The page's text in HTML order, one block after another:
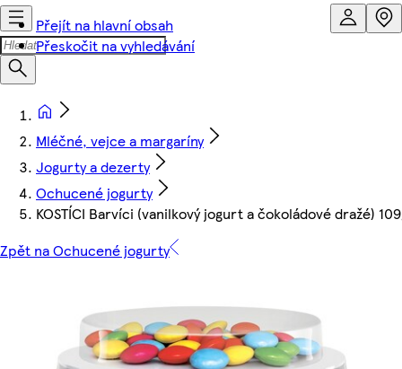
Přejít na hlavní obsah
Přeskočit na vyhledávání
Mléčné, vejce a margaríny
Jogurty a dezerty
Ochucené jogurty
KOSTÍCI Barvíci (vanilkový jogurt a čokoládové dražé)
Zpět na Ochucené jogurty